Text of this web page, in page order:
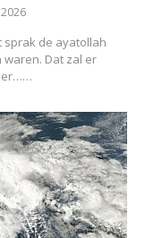
sprak de ayatollah
Dat zal er